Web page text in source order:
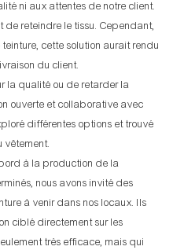
ni aux attentes de notre client.
reteindre le tissu. Cependant,
cette solution aurait rendu
du client.
la qualité ou de retarder la
ouverte et collaborative avec
différentes options et trouvé
vêtement.
à la production de la
nous avons invité des
à venir dans nos locaux. Ils
ciblé directement sur les
très efficace, mais qui